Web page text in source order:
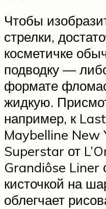
Чтобы
стрелки,
косметичке
подводку —
формате
жидкую.
например, к
Maybelline New
Superstar от
Grandiôse Liner
кисточкой на
облегчает